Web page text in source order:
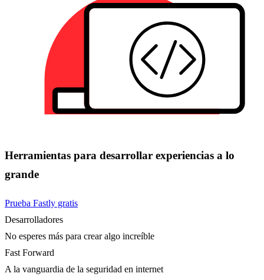
Herramientas para desarrollar experiencias a lo
grande
Prueba Fastly gratis
Desarrolladores
No esperes más para crear algo increíble
Fast Forward
A la vanguardia de la seguridad en internet